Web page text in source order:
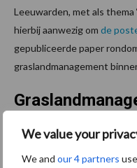
We value your
We and our 4 partners
Leeuwarden, met als thema
hierbij aanwezig om de
gepubliceerde paper
graslandmanagement
in Europa
Net als Nederland, zijn ook